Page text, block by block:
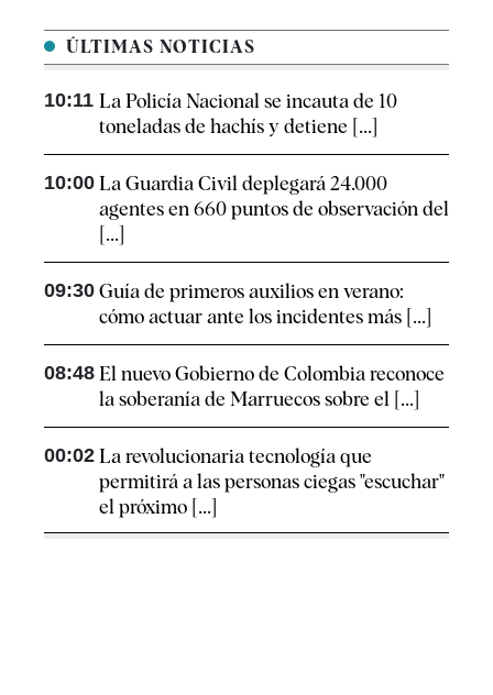
ÚLTIMAS NOTICIAS
10:11 La Policía Nacional se incauta de 10
toneladas de hachís y detiene [...]
10:00 La Guardia Civil deplegará 24.000
agentes en 660 puntos de observación del
[...]
09:30 Guía de primeros auxilios en verano:
cómo actuar ante los incidentes más [...]
08:48 El nuevo Gobierno de Colombia reconoce
la soberanía de Marruecos sobre el [...]
00:02 La revolucionaria tecnología que
permitirá a las personas ciegas "escuchar"
el próximo [...]